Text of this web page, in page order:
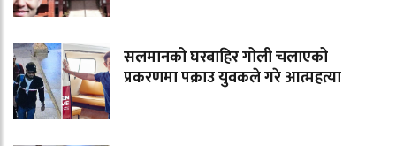
सलमानको घरबाहिर गोली चलाएको
प्रकरणमा पक्राउ युवकले गरे आत्महत्या